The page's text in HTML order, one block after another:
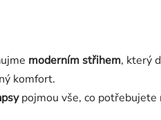
moderním střihem, který
komfort.
pojmou vše, co potřebujete